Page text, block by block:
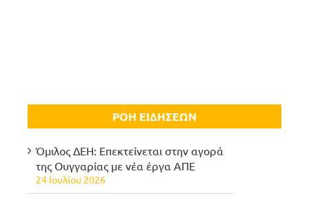
ΡΟΗ ΕΙΔΗΣΕΩΝ
Όμιλος ΔΕΗ: Επεκτείνεται στην αγορά
της Ουγγαρίας με νέα έργα ΑΠΕ
24 Ιουλίου 2026